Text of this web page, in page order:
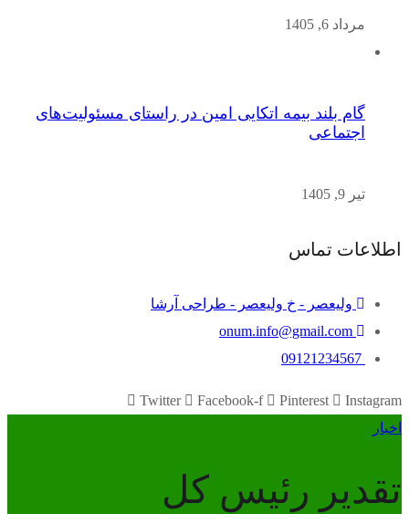
مرداد 6, 1405
گام بلند بیمه اتکایی امین در راستای مسئولیت‌های
اجتماعی
تیر 9, 1405
اطلاعات تماس
ولیعصر - خ ولیعصر - طراحی آرشا
onum.info@gmail.com
09121234567
Twitter Facebook-f Pinterest
Instagram
اخبار
تقدیر رئیس کل